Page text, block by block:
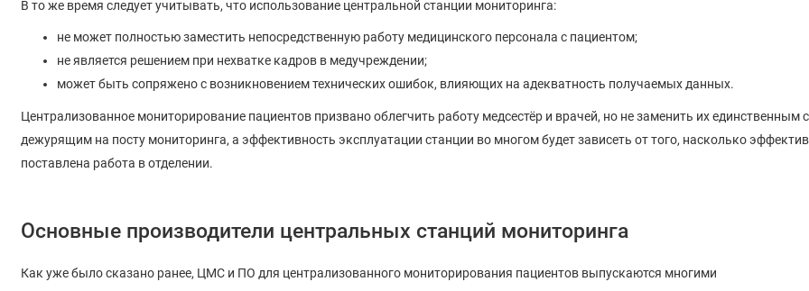
В то же время следует учитывать, что использование центральной станции мониторинга:
не может полностью заместить непосредственную работу медицинского персонала с пациентом;
не является решением при нехватке кадров в медучреждении;
может быть сопряжено с возникновением технических ошибок, влияющих на адекватность получаемых данных.
Централизованное мониторирование пациентов призвано облегчить работу медсестёр и врачей, но не заменить их единственным
дежурящим на посту мониторинга, а эффективность эксплуатации станции во многом будет зависеть от того, насколько
поставлена работа в отделении.
Основные производители центральных станций мониторинга
Как уже было сказано ранее, ЦМС и ПО для централизованного мониторирования пациентов выпускаются многими